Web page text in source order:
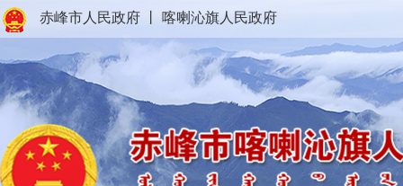
赤峰市人民政府 喀喇沁旗人民政府